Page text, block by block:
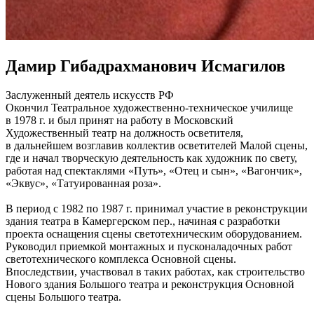
Дамир Гибадрахманович Исмагилов
Заслуженный деятель искусств РФ
Окончил Театральное художественно-техническое училище
в 1978 г. и был принят на работу в Московский
Художественный театр на должность осветителя,
в дальнейшем возглавив коллектив осветителей Малой сцены,
где и начал творческую деятельность как художник по свету,
работая над спектаклями «Путь», «Отец и сын», «Вагончик»,
«Эквус», «Татуированная роза».
В период с 1982 по 1987 г. принимал участие в реконструкции
здания театра в Камергерском пер., начиная с разработки
проекта оснащения сцены светотехническим оборудованием.
Руководил приемкой монтажных и пусконаладочных работ
светотехнического комплекса Основной сцены.
Впоследствии, участвовал в таких работах, как строительство
Нового здания Большого театра и реконструкция Основной
сцены Большого театра.